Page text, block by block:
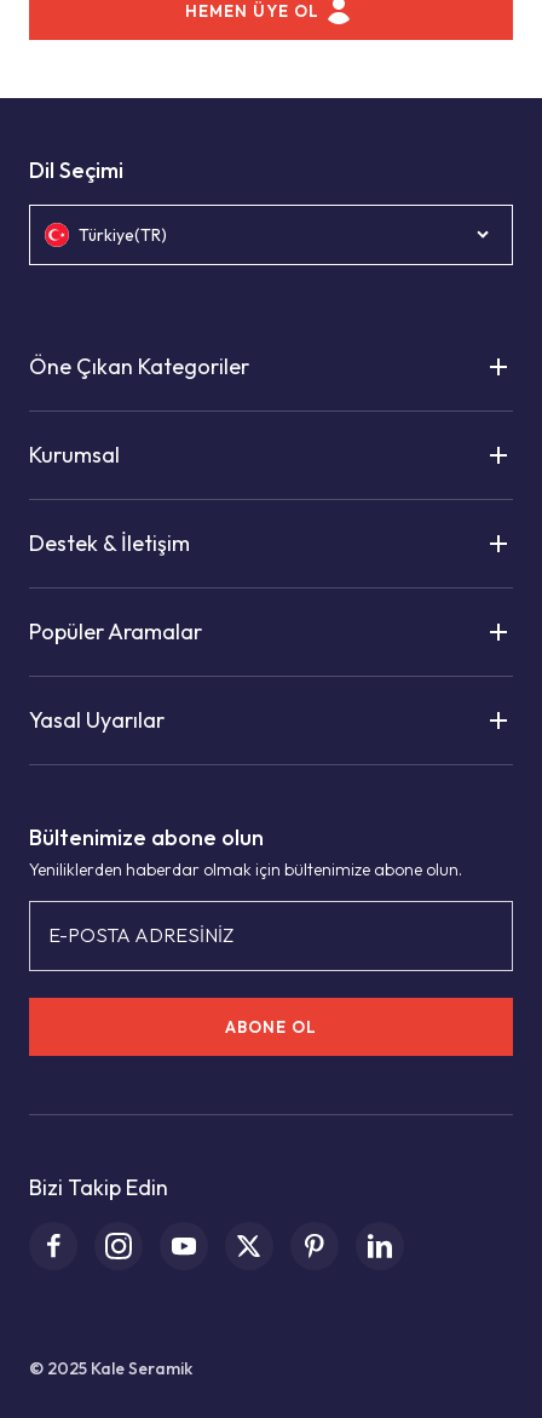
HEMEN ÜYE OL
Bültenimize abone olun
Yeniliklerden haberdar olmak için bültenimize abone olun.
E-POSTA ADRESİNİZ
ABONE OL
Bizi Takip Edin
Dil Seçimi
Türkiye(TR)
Öne Çıkan Kategoriler
Kurumsal
Destek & İletişim
Popüler Aramalar
Yasal Uyarılar
© 2025 Kale Seramik